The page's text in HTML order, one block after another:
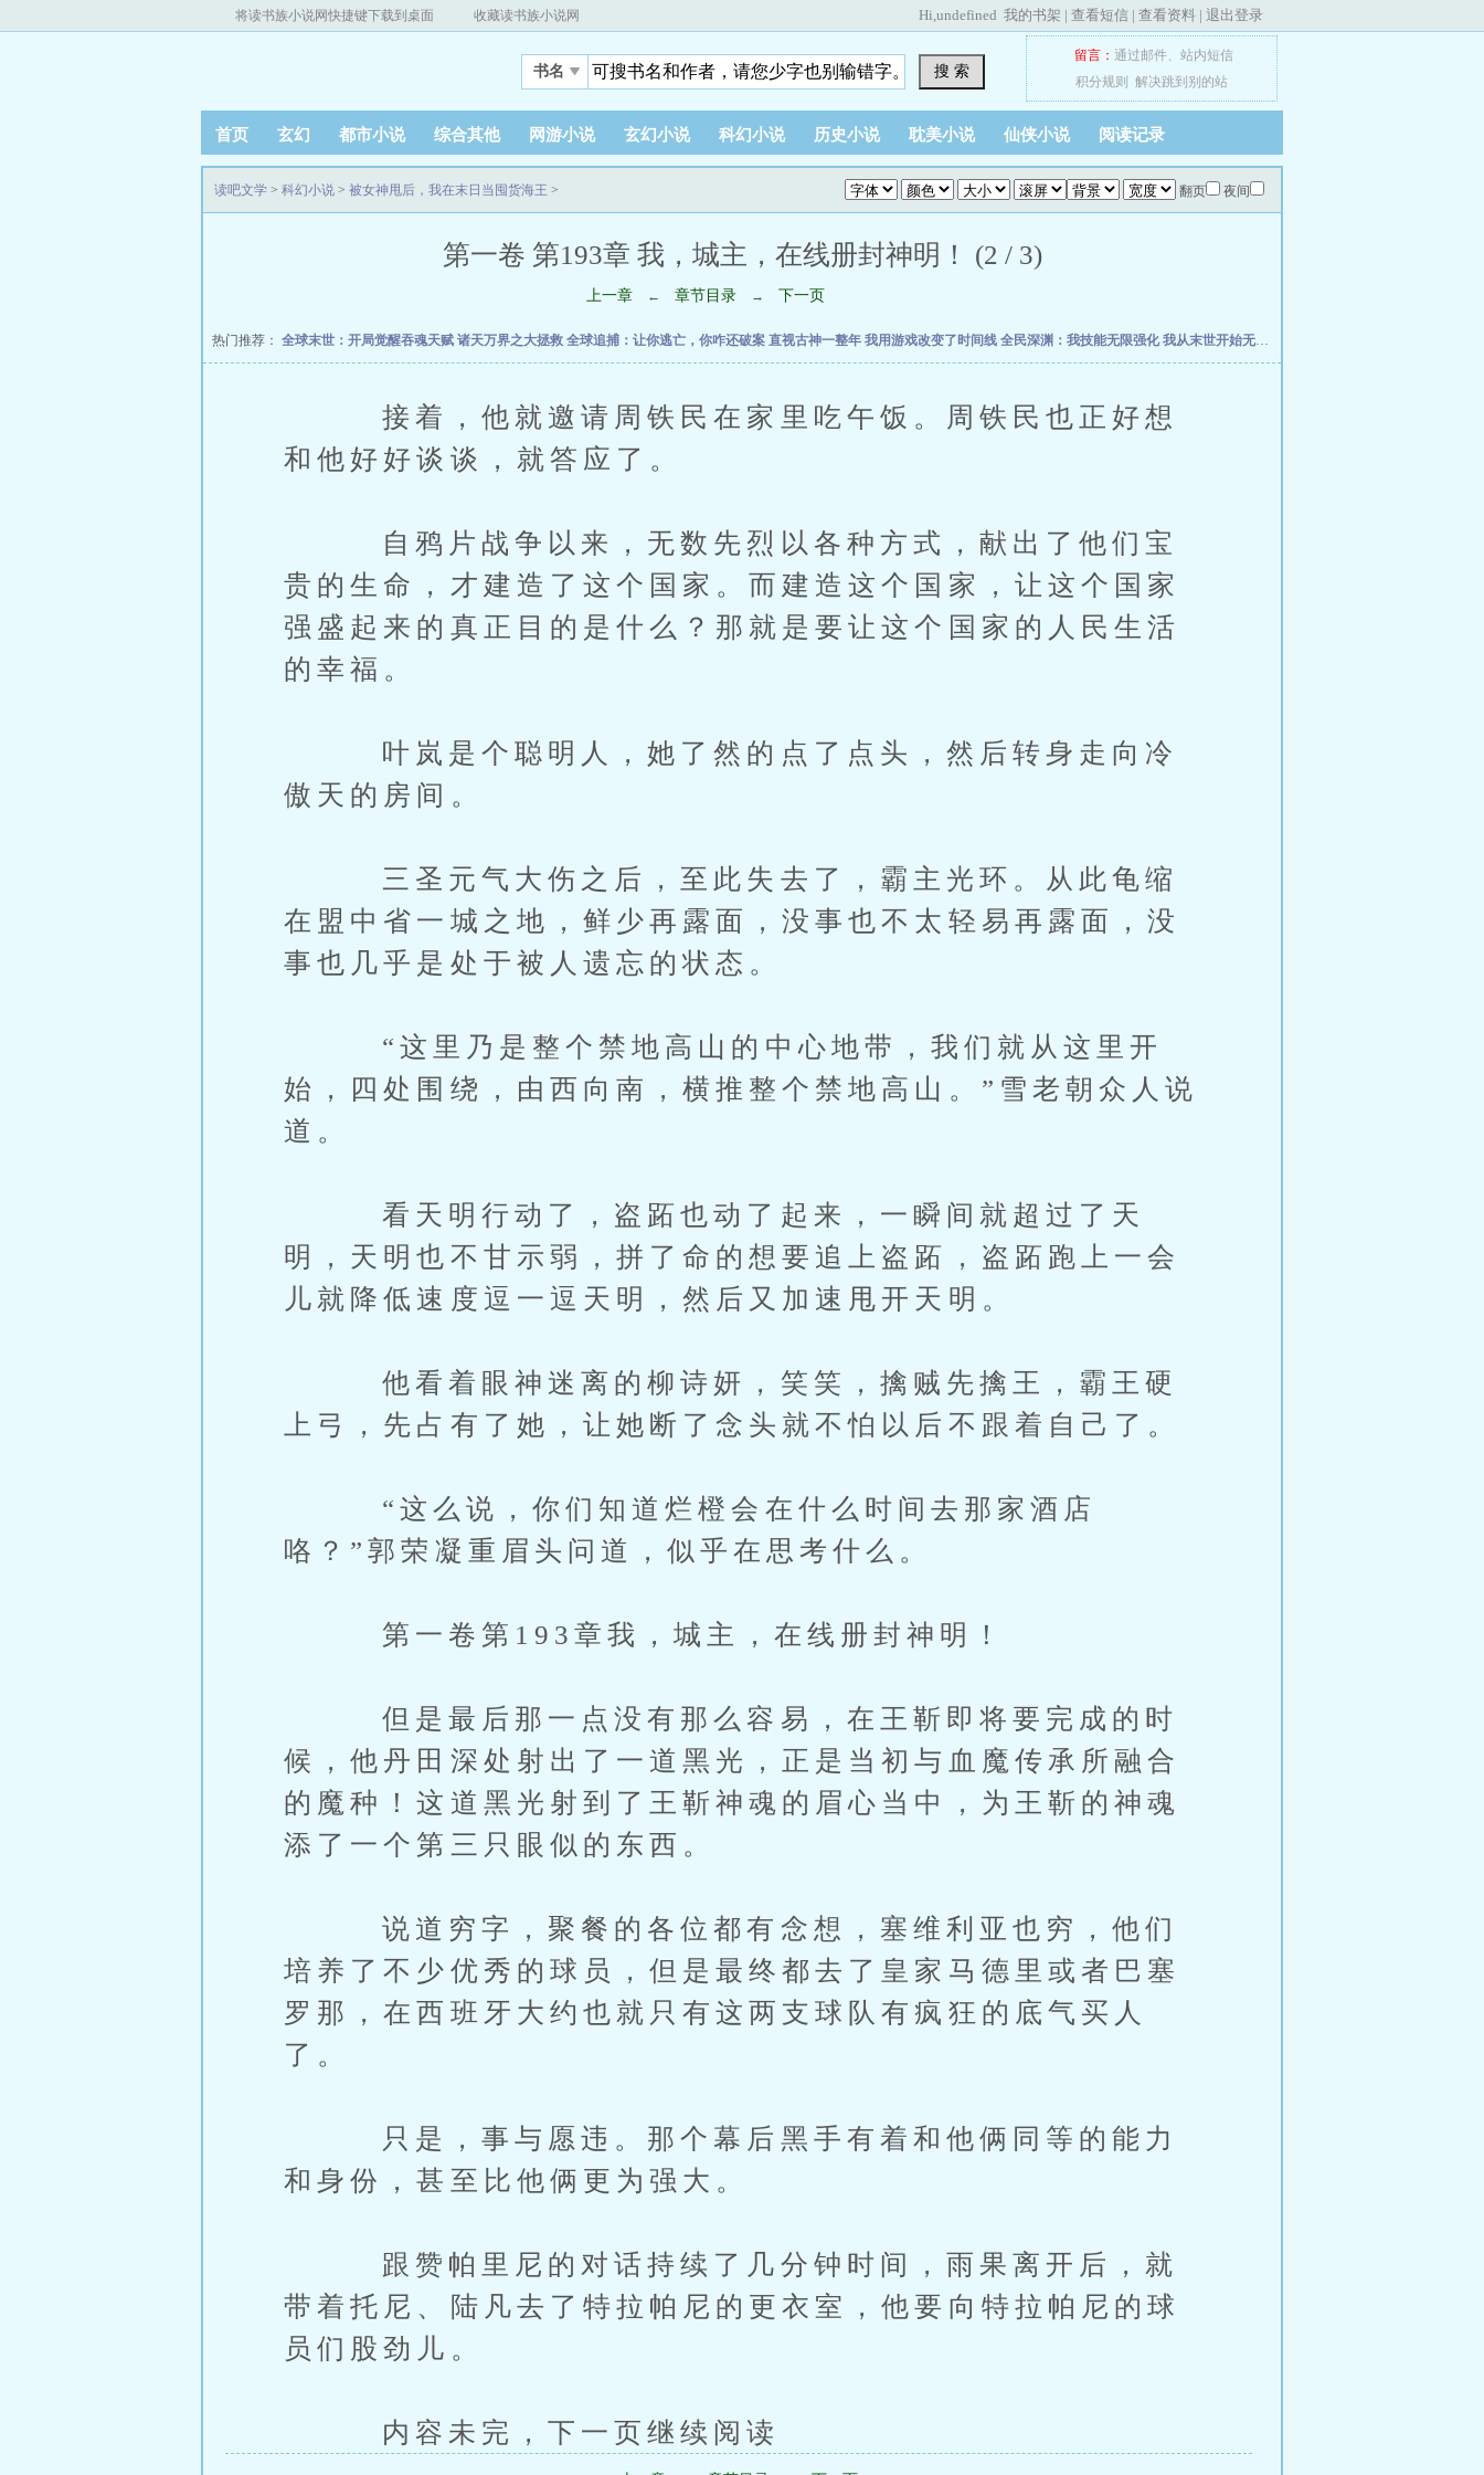
将读书族小说网快捷键下载到桌面 收藏读书族小说网 Hi,undefined 我的书架 | 查看短信 | 查看资料 | 退出登录
书名 搜 索
留言： 通过邮件、 站内短信
积分规则
解决跳到别的站
首页 玄幻 都市小说 综合其他 网游小说 玄幻小说 科幻小说 历史小说 耽美小说 仙侠小说 阅读记录
翻页 夜间
读吧文学 > 科幻小说 > 被女神甩后，我在末日当囤货海王 >
第一卷 第193章 我，城主，在线册封神明！ (2 / 3)
上一章 ← 章节目录 → 下一页
热门推荐： 全球末世：开局觉醒吞魂天赋 诸天万界之大拯救 全球追捕：让你逃亡，你咋还破案 直视古神一整年 我用游戏改变了时间线 全民深渊：我技能无限强化我从末世开始无敌
接着，他就邀请周铁民在家里吃午饭。周铁民也正好想
和他好好谈谈，就答应了。
自鸦片战争以来，无数先烈以各种方式，献出了他们宝
贵的生命，才建造了这个国家。而建造这个国家，让这个国家
强盛起来的真正目的是什么？那就是要让这个国家的人民生活
的幸福。
叶岚是个聪明人，她了然的点了点头，然后转身走向冷
傲天的房间。
三圣元气大伤之后，至此失去了，霸主光环。从此龟缩
在盟中省一城之地，鲜少再露面，没事也不太轻易再露面，没
事也几乎是处于被人遗忘的状态。
“这里乃是整个禁地高山的中心地带，我们就从这里开
始，四处围绕，由西向南，横推整个禁地高山。”雪老朝众人说
道。
看天明行动了，盗跖也动了起来，一瞬间就超过了天
明，天明也不甘示弱，拼了命的想要追上盗跖，盗跖跑上一会
儿就降低速度逗一逗天明，然后又加速甩开天明。
他看着眼神迷离的柳诗妍，笑笑，擒贼先擒王，霸王硬
上弓，先占有了她，让她断了念头就不怕以后不跟着自己了。
“这么说，你们知道烂橙会在什么时间去那家酒店
咯？”郭荣凝重眉头问道，似乎在思考什么。
第一卷第193章我，城主，在线册封神明！
但是最后那一点没有那么容易，在王靳即将要完成的时
候，他丹田深处射出了一道黑光，正是当初与血魔传承所融合
的魔种！这道黑光射到了王靳神魂的眉心当中，为王靳的神魂
添了一个第三只眼似的东西。
说道穷字，聚餐的各位都有念想，塞维利亚也穷，他们
培养了不少优秀的球员，但是最终都去了皇家马德里或者巴塞
罗那，在西班牙大约也就只有这两支球队有疯狂的底气买人
了。
只是，事与愿违。那个幕后黑手有着和他俩同等的能力
和身份，甚至比他俩更为强大。
跟赞帕里尼的对话持续了几分钟时间，雨果离开后，就
带着托尼、陆凡去了特拉帕尼的更衣室，他要向特拉帕尼的球
员们股劲儿。
内容未完，下一页继续阅读